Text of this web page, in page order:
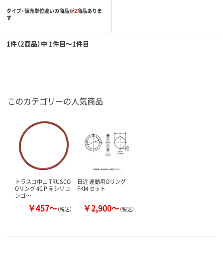
タイプ・販売単位違いの商品が2商品ありま
す
1件（2商品）中 1件目～1件目
このカテゴリーの人気商品
トラスコ中山 TRUSCO
Oリング 4C P 赤シリコ
ンゴ…
￥457～（税込）
日近 運動用Oリング
FKM セット
￥2,900～（税込）